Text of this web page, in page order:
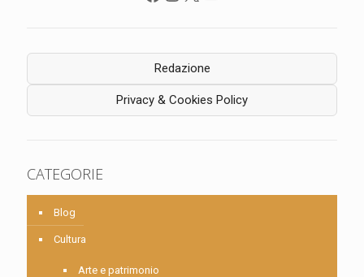
Redazione
Privacy & Cookies Policy
CATEGORIE
Blog
Cultura
Arte e patrimonio